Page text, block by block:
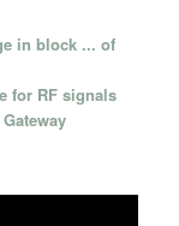
in block ... of
for RF signals